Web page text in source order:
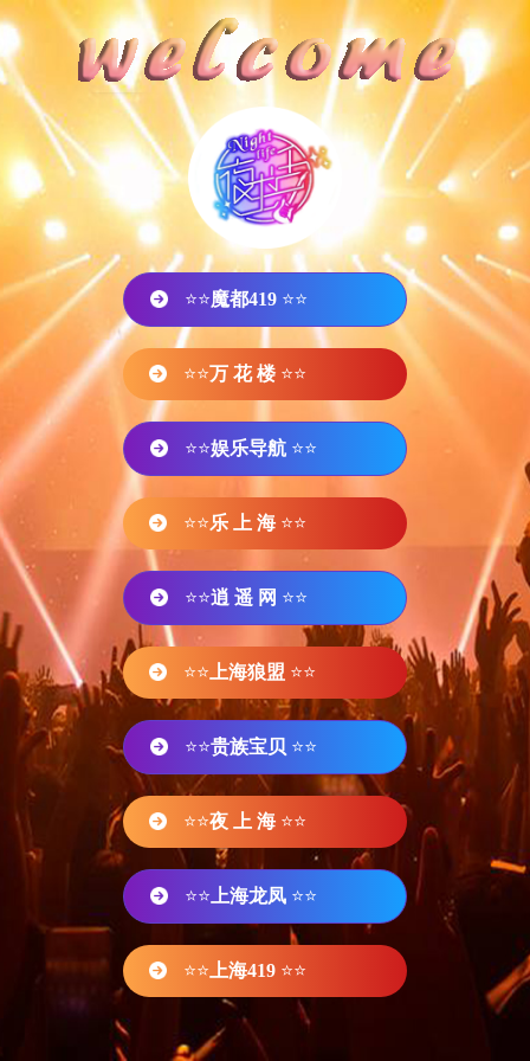
⭐⭐魔都419 ⭐⭐
⭐⭐万 花 楼 ⭐⭐
⭐⭐娱乐导航 ⭐⭐
⭐⭐乐 上 海 ⭐⭐
⭐⭐逍 遥 网 ⭐⭐
⭐⭐ 上海狼盟 ⭐⭐
⭐⭐贵族宝贝 ⭐⭐
⭐⭐夜 上 海 ⭐⭐
⭐⭐ 上海龙凤 ⭐⭐
⭐⭐ 上海419 ⭐⭐